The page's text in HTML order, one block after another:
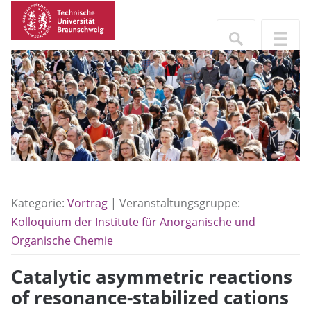
Kategorie: Vortrag | Veranstaltungsgruppe:
Kolloquium der Institute für Anorganische und
Organische Chemie
Catalytic asymmetric reactions
of resonance-stabilized cations